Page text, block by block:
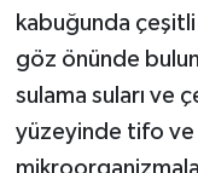
kabuğunda
göz önünde
sulama suları ve
yüzeyinde tifo ve
Spor
Yaşam